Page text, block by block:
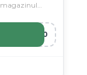
T10